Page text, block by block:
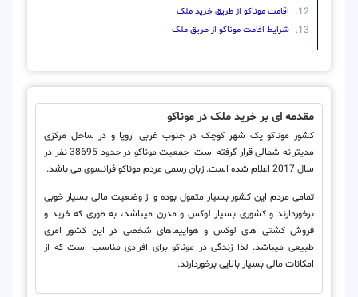
اقامت موناکو از طریق خرید ملک
شرایط اقامت موناکو از طریق ملک
مقدمه ای بر خرید ملک در موناکو
کشور موناکو یک شهر کوچک در جنوب غربی اروپا و در ساحل مرکزی
مدیترانه شمالی قرار گرفته است. جمعیت موناکو در حدود 38695 نفر در
سال 2017 اعلام شده است. زبان رسمی مردم موناکو فرانسوی می باشد.
تمامی مردم این کشور بسیار متمول بوده و از وضعیت مالی بسیار خوبی
برخوردارند و کشوری بسیار لوکس و مدرن میباشد، به طوری که خرید و
فروش کشتی های لوکس و هواپیماهای شخصی در این کشور امری
طبیعی میباشد. لذا زندگی در موناکو برای افرادی مناسب است که از
امکانات مالی بسیار بالایی برخوردارند.